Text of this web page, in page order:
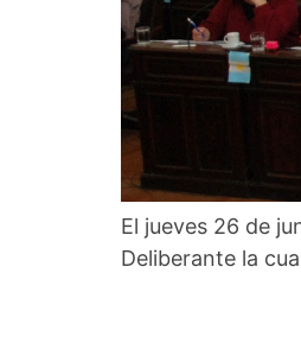
El jueves 26 de
Deliberante la